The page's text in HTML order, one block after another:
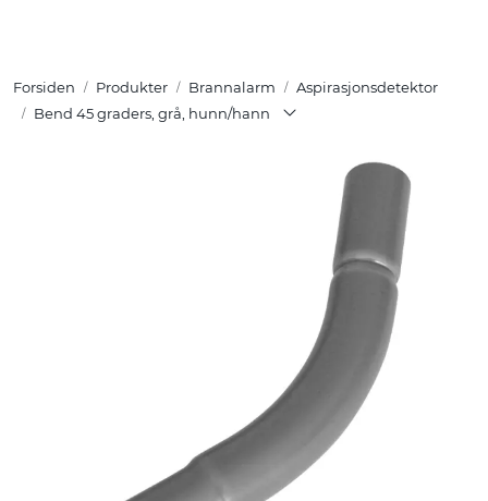
Forsiden Produkter Brannalarm
Aspirasjonsdetektor
Bend 45 graders, grå, hunn/hann
Tuotteet